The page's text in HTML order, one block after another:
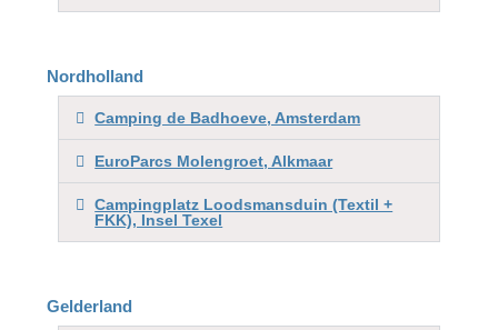
Nordholland
Camping de Badhoeve, Amsterdam
EuroParcs Molengroet, Alkmaar
Campingplatz Loodsmansduin (Textil +
FKK), Insel Texel
Gelderland